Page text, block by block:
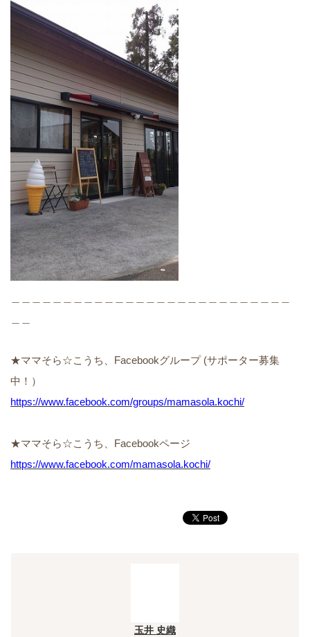
★ママそら☆こうち、Facebookグループ (サポーター募集
中！）
https://www.facebook.com/groups/mamasola.kochi/
★ママそら☆こうち、Facebookページ
https://www.facebook.com/mamasola.kochi/
玉井 史織